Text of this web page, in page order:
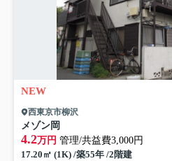
NEW
西東京市柳沢
メゾン岡
4.2万円 管理/共益費3,000円
17.20㎡ (1K) /築55年 /2階建